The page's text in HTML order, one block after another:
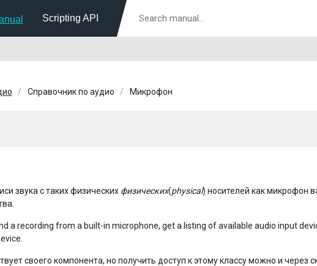
Scripting API
Справочник по аудио Микрофон
звука с таких физических физических(physical) носителей как микрофон
a recording from a built-in microphone, get a listing of available audio input
своего компонента, но получить доступ к этому классу можно и через